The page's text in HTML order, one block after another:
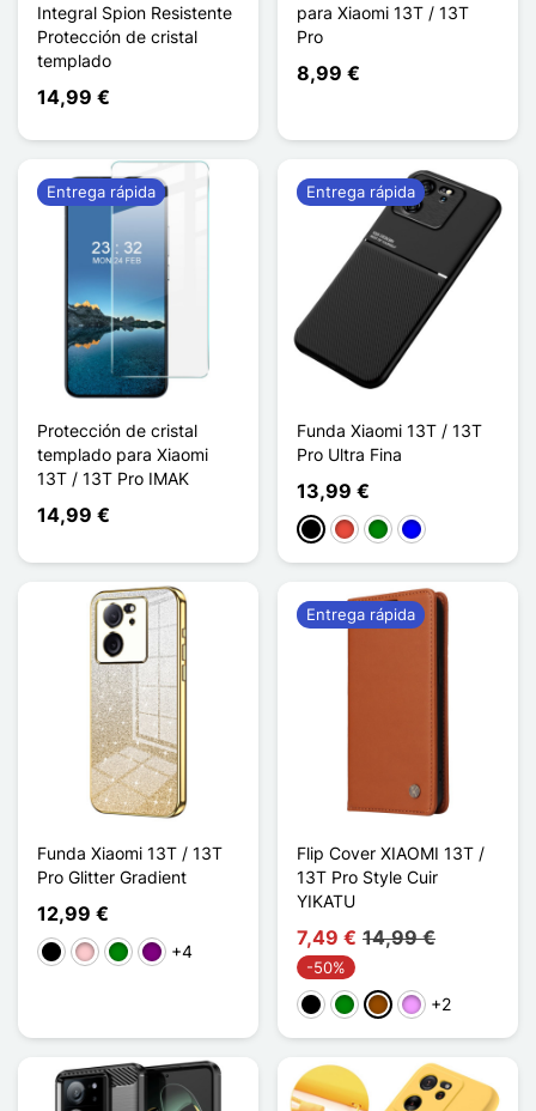
Integral Spion Resistente
Protección de cristal
templado
14,99 €
para Xiaomi 13T / 13T
Pro
8,99 €
Protección de cristal
templado para Xiaomi
13T / 13T Pro IMAK
14,99 €
Entrega rápida
Funda Xiaomi 13T / 13T
Pro Ultra Fina
13,99 €
NegroRojoVerdeAzul
Entrega rápida
Funda Xiaomi 13T / 13T
Pro Glitter Gradient
12,99 €
NegroRosaVerdePúrpura
+4
Flip Cover XIAOMI 13T /
13T Pro Style Cuir
YIKATU
7,49 € 14,99 €
-50%
NegroVerdeMarrónMorado claro
+2
Entrega rápida